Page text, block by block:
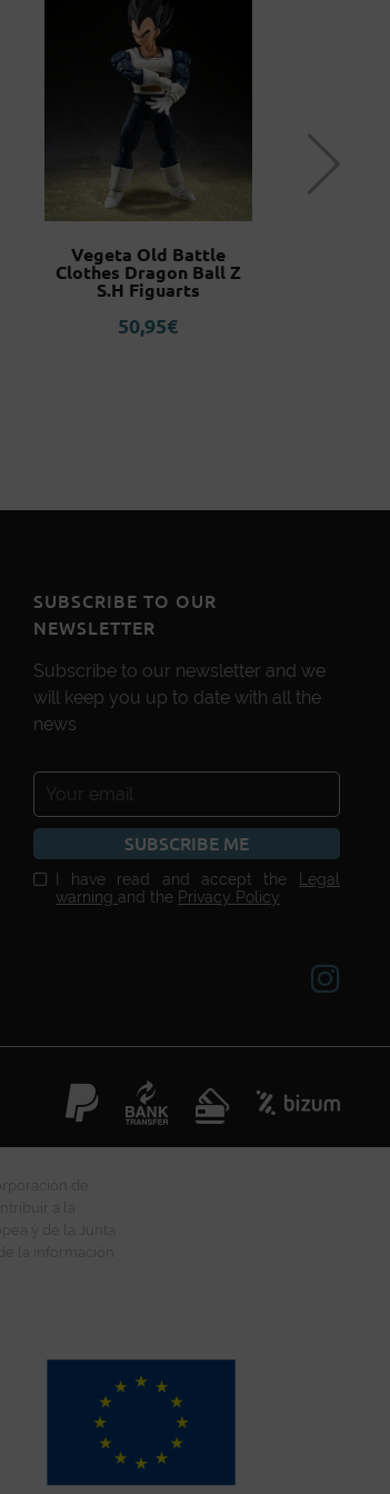
Vegeta Old Battle
Clothes Dragon Ball Z
S.H Figuarts
50,95€
SUBSCRIBE TO OUR
NEWSLETTER
Subscribe to our newsletter and we
will keep you up to date with all the
news
SUBSCRIBE ME
I have read and accept the
Legal
warning and the Privacy Policy